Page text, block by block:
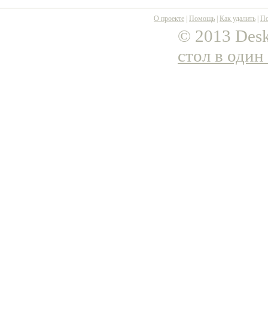
О проекте Помощь Как удалить
© 2013
стол в